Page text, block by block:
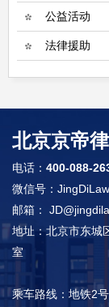
公益活动
法律援助
北京京帝
电话： 400-088-
微信号：
邮箱：
地址：北京市东城
室
乘车路线：地铁2